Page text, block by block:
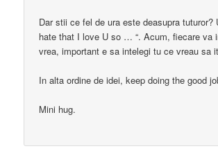
Dar stii ce fel de ura este deasupra tuturor?
hate that I love U so … “. Acum, fiecare va
vrea, important e sa intelegi tu ce vreau sa
In alta ordine de idei, keep doing the good
Mini hug.